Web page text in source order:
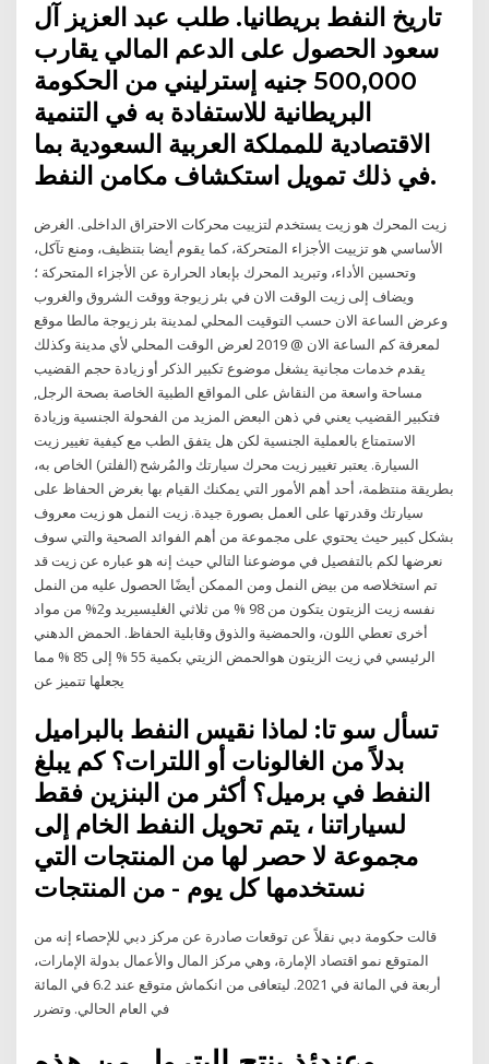
تاريخ النفط بريطانيا. طلب عبد العزيز آل
سعود الحصول على الدعم المالي يقارب
500,000 جنيه إسترليني من الحكومة
البريطانية للاستفادة به في التنمية
الاقتصادية للمملكة العربية السعودية بما
في ذلك تمويل استكشاف مكامن النفط.
زيت المحرك هو زيت يستخدم لتزييت محركات الاحتراق الداخلى. الغرض
الأساسي هو تزييت الأجزاء المتحركة، كما يقوم أيضا بتنظيف، ومنع تآكل،
وتحسين الأداء، وتبريد المحرك بإبعاد الحرارة عن الأجزاء المتحركة ؛
ويضاف إلى زيت الوقت الان في بئر زيوجة ووقت الشروق والغروب
وعرض الساعة الان حسب التوقيت المحلي لمدينة بئر زيوجة مالطا موقع
لمعرفة كم الساعة الان @ 2019 لعرض الوقت المحلي لأي مدينة وكذلك
يقدم خدمات مجانية يشغل موضوع تكبير الذكر أو زيادة حجم القضيب
مساحة واسعة من النقاش على المواقع الطبية الخاصة بصحة الرجل,
فتكبير القضيب يعني في ذهن البعض المزيد من الفحولة الجنسية وزيادة
الاستمتاع بالعملية الجنسية لكن هل يتفق الطب مع كيفية تغيير زيت
السيارة. يعتبر تغيير زيت محرك سيارتك والمُرشح (الفلتر) الخاص به،
بطريقة منتظمة، أحد أهم الأمور التي يمكنك القيام بها بغرض الحفاظ على
سيارتك وقدرتها على العمل بصورة جيدة. زيت النمل هو زيت معروف
بشكل كبير حيث يحتوي على مجموعة من أهم الفوائد الصحية والتي سوف
نعرضها لكم بالتفصيل في موضوعنا التالي حيث إنه هو عباره عن زيت قد
تم استخلاصه من بيض النمل ومن الممكن أيضًا الحصول عليه من النمل
نفسه زيت الزيتون يتكون من 98 % من ثلاثي الغليسيريد و2% من مواد
أخرى تعطي اللون، والحمضية والذوق وقابلية الحفاظ. الحمض الدهني
الرئيسي في زيت الزيتون هوالحمض الزيتي بكمية 55 % إلى 85 % مما
يجعلها تتميز عن
تسأل سو تا: لماذا نقيس النفط بالبراميل
بدلاً من الغالونات أو اللترات؟ كم يبلغ
النفط في برميل؟ أكثر من البنزين فقط
لسياراتنا ، يتم تحويل النفط الخام إلى
مجموعة لا حصر لها من المنتجات التي
نستخدمها كل يوم - من المنتجات
قالت حكومة دبي نقلاً عن توقعات صادرة عن مركز دبي للإحصاء إنه من
المتوقع نمو اقتصاد الإمارة، وهي مركز المال والأعمال بدولة الإمارات،
أربعة في المائة في 2021. ليتعافى من انكماش متوقع عند 6.2 في المائة
في العام الحالي. وتضرر